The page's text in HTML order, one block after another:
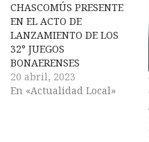
CHASCOMÚS PRESENTE
EN EL ACTO DE
LANZAMIENTO DE LOS
32° JUEGOS
BONAERENSES
20 abril, 2023
En «Actualidad Local»